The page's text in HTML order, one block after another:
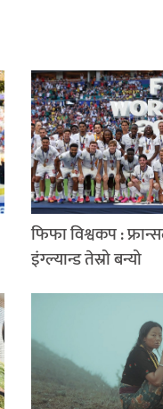
फिफा विश्वकप :
इंग्ल्यान्ड तेस्रो बन्यो